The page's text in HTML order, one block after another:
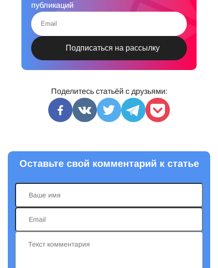
публикаций
Поделитесь статьёй с друзьями:
Оставьте свой комментарий к статье